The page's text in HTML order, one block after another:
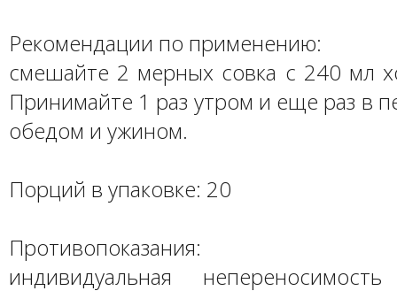
Рекомендации по применению:
смешайте 2 мерных совка с 240 мл
Принимайте 1 раз утром и еще раз в
обедом и ужином.
Порций в упаковке: 20
Противопоказания:
индивидуальная